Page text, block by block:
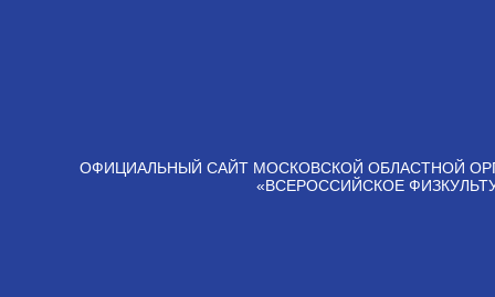
ОФИЦИАЛЬНЫЙ САЙТ МОСКОВСКОЙ ОБЛАСТНОЙ
«ВСЕРОССИЙСКОЕ